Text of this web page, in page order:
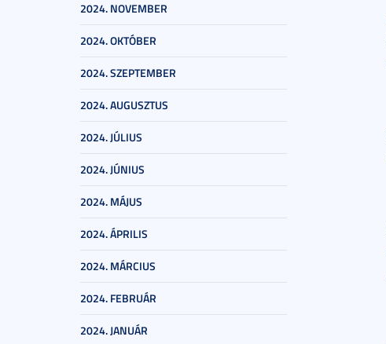
2024. NOVEMBER
2024. OKTÓBER
2024. SZEPTEMBER
2024. AUGUSZTUS
2024. JÚLIUS
2024. JÚNIUS
2024. MÁJUS
2024. ÁPRILIS
2024. MÁRCIUS
2024. FEBRUÁR
2024. JANUÁR